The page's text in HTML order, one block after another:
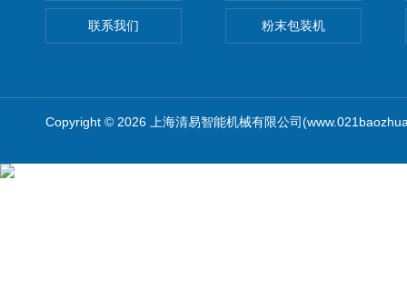
联系我们 粉末包装机
Copyright © 2026 上海清易智能机械有限公司